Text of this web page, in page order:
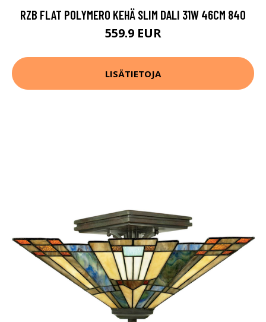
RZB FLAT POLYMERO KEHÄ SLIM DALI 31W 46CM 840
559.9 EUR
LISÄTIETOJA